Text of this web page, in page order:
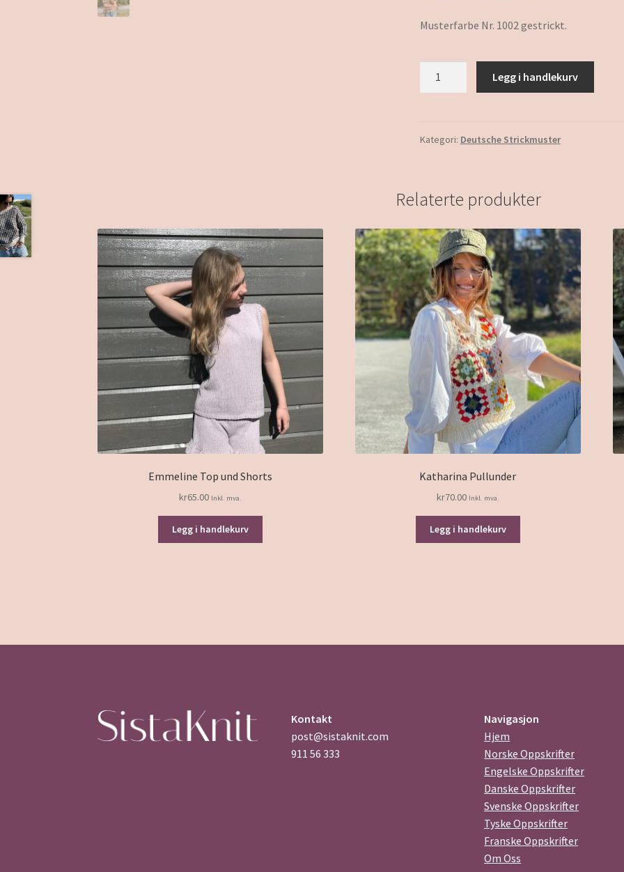
Musterfarbe Nr. 1002 gestrickt.
Legg i handlekurv
Kategori: Deutsche Strickmuster
Relaterte produkter
Emmeline Top und Shorts
kr65.00 Inkl. mva.
Legg i handlekurv
Katharina Pullunder
kr70.00 Inkl. mva.
Legg i handlekurv
Kontakt
post@sistaknit.com
911 56 333
Navigasjon
Hjem
Norske Oppskrifter
Engelske Oppskrifter
Danske Oppskrifter
Svenske Oppskrifter
Tyske Oppskrifter
Franske Oppskrifter
Om Oss